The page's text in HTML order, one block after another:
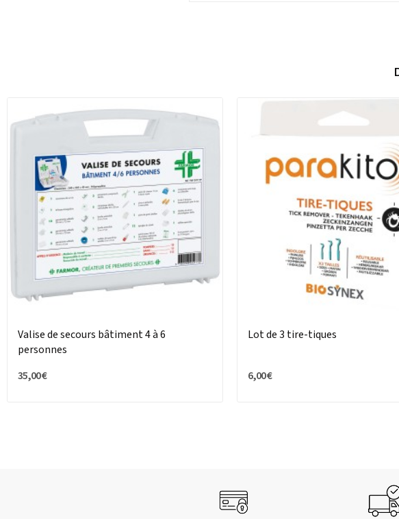
Valise de secours bâtiment 4 à 6
personnes
35,00 €
Lot de 3 tire-tiques
6,00 €